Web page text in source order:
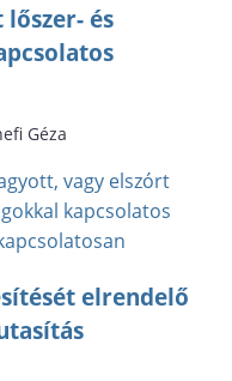
és
Géza
vagy elszórt
kapcsolatos
elrendelő